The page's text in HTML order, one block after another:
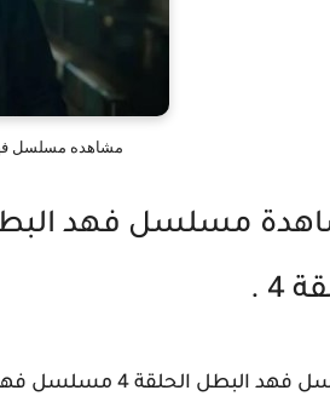
مشاهده مسلسل فهد البطل الحلقة 4
مسلسل فهد
4 .